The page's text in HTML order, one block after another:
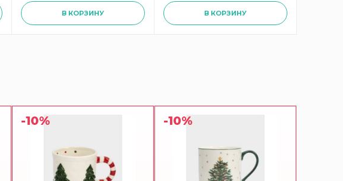
В КОРЗИНУ В КОРЗИНУ
-10% -10%